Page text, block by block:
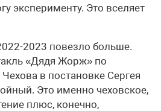
эксперименту. Это вселяет
2023 повезло больше.
«Дядя Жорж» по
в постановке Сергея
Это именно чеховское,
плюс, конечно,